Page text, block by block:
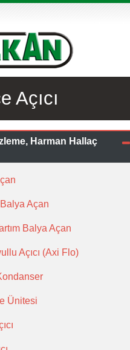
Açıcı
Harman Hallaç
Açan
Balya Açan
Açıcı (Axi Flo)
Ünitesi